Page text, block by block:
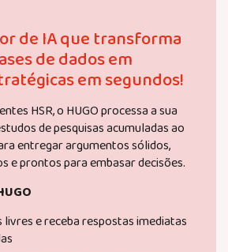
de IA que transforma
de dados em
em segundos!
HSR, o HUGO processa a sua
de pesquisas acumuladas ao
entregar argumentos sólidos,
e prontos para embasar decisões.
livres e receba respostas imediatas